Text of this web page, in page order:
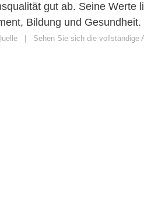
gut ab. Seine Werte
Bildung und Gesundheit.
Sehen Sie sich die vollständige